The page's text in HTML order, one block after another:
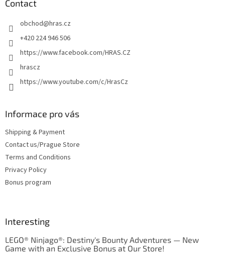
Contact
obchod@hras.cz
+420 224 946 506
https://www.facebook.com/HRAS.CZ
hrascz
https://www.youtube.com/c/HrasCz
Informace pro vás
Shipping & Payment
Contact us/Prague Store
Terms and Conditions
Privacy Policy
Bonus program
Interesting
LEGO® Ninjago®: Destiny's Bounty Adventures — New
Game with an Exclusive Bonus at Our Store!